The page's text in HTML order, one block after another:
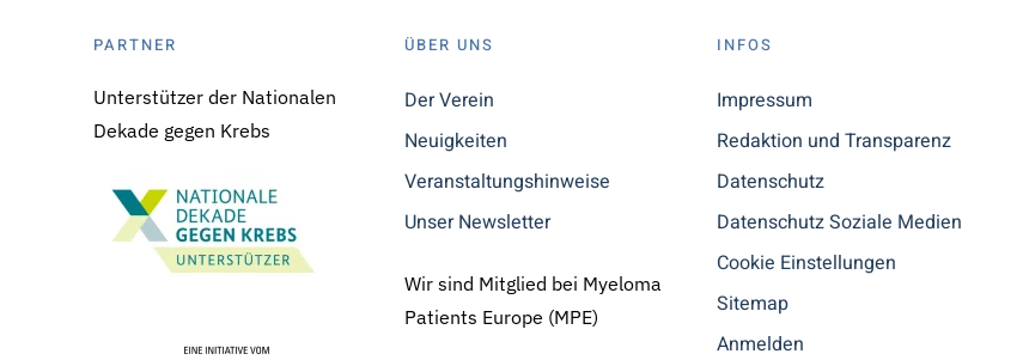
PARTNER
Unterstützer der Nationalen
Dekade gegen Krebs
ÜBER UNS
Der Verein
Neuigkeiten
Veranstaltungshinweise
Unser Newsletter
Wir sind Mitglied bei Myeloma
Patients Europe (MPE)
INFOS
Impressum
Redaktion und Transparenz
Datenschutz
Datenschutz Soziale Medien
Cookie Einstellungen
Sitemap
Anmelden